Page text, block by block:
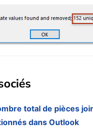
total de pièces
dans Outlook